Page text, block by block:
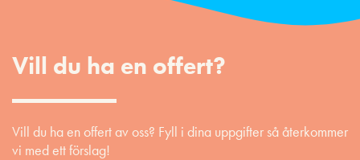
Vill du ha en offert?
Vill du ha en offert av oss? Fyll i dina uppgifter så återkommer
vi med ett förslag!